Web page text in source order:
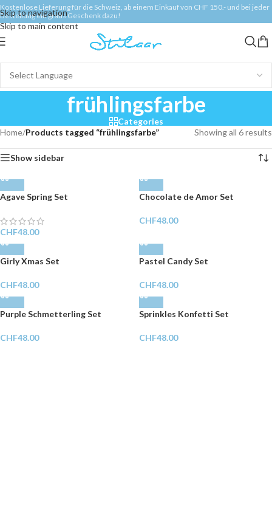
Skip to navigation
Skip to main content
Kostenlose Lieferung für die Schweiz, ab einem Einkauf von CHF 150.- und bei jeder
Bestellung ein gratis Geschenk dazu!
frühlingsfarbe
Categories
Home/Products tagged “frühlingsfarbe” Showing all 6 results
Show sidebar
Agave Spring Set
CHF48.00
Chocolate de Amor Set
CHF48.00
Girly Xmas Set
CHF48.00
Pastel Candy Set
CHF48.00
Purple Schmetterling Set
CHF48.00
Sprinkles Konfetti Set
CHF48.00